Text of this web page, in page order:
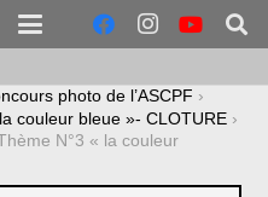
photo de l’ASCPF ›
couleur bleue »- CLOTURE ›
N°3 « la couleur